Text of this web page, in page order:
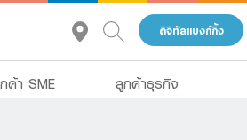
ดิจิทัลแบงก์กิ้ง
ค้า SME ลูกค้าธุรกิจ